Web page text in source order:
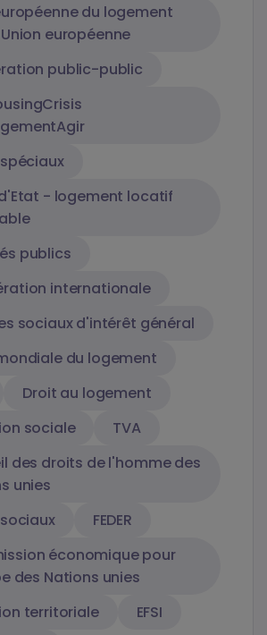
du logement
européenne
public-public
- logement locatif
publics
internationale
sociaux d'intérêt général
du logement
Droit au logement
sociale
TVA
des droits de l'homme des
unies
FEDER
économique pour
des Nations unies
territoriale
EFSI